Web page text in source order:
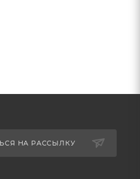
НА РАССЫЛКУ